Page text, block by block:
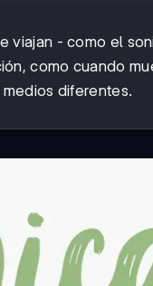
viajan - como el
como cuando
diferentes.